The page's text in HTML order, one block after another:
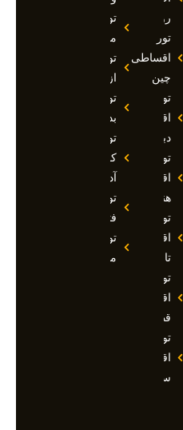
روسیه
تور
اقساطی
چین
تور
اقساطی
دبی
تور
اقساطی
هند
تور
اقساطی
تاجیکستان
تور
اقساطی
قطر
تور
اقساطی
سوچی
تور
مارماریس
تور
ازمیر
تور
بدروم
تور
کوش
آداسی
تور
فتحیه
تور
مالزی